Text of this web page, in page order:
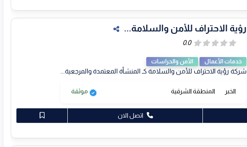
رؤية الاحتراف للأمن والسلامة...
خدمات الأعمال الأمن والحراسات
شركة رؤية الاحتراف للأمن والسلامة كـ المنشأة المعتمدة والمرجعية...
الخبر المنطقة الشرقية موثقة
اتصل الان